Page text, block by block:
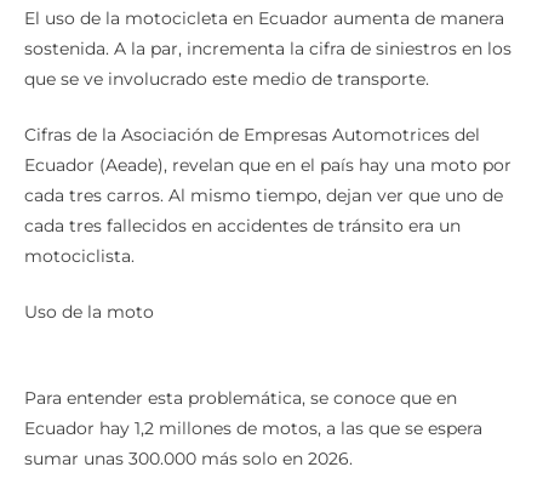
El uso de la motocicleta en Ecuador aumenta de manera
sostenida. A la par, incrementa la cifra de siniestros en los
que se ve involucrado este medio de transporte.
Cifras de la Asociación de Empresas Automotrices del
Ecuador (Aeade), revelan que en el país hay una moto por
cada tres carros. Al mismo tiempo, dejan ver que uno de
cada tres fallecidos en accidentes de tránsito era un
motociclista.
Uso de la moto
Para entender esta problemática, se conoce que en
Ecuador hay 1,2 millones de motos, a las que se espera
sumar unas 300.000 más solo en 2026.